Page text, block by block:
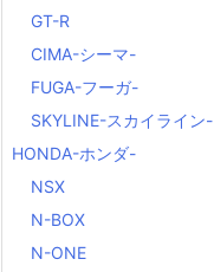
GT-R
CIMA-シーマ-
FUGA-フーガ-
SKYLINE-スカイライン-
HONDA-ホンダ-
NSX
N-BOX
N-ONE